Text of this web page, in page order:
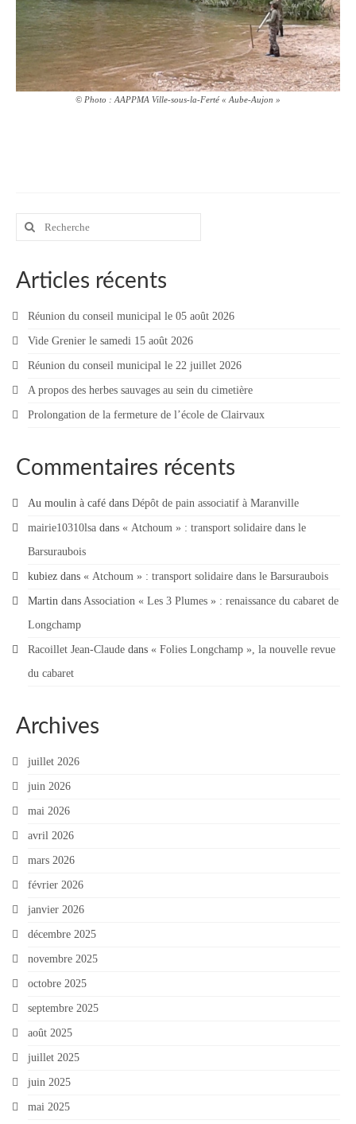
© Photo : AAPPMA Ville-sous-la-Ferté « Aube-Aujon »
Rechercher
Articles récents
Réunion du conseil municipal le 05 août 2026
Vide Grenier le samedi 15 août 2026
Réunion du conseil municipal le 22 juillet 2026
A propos des herbes sauvages au sein du cimetière
Prolongation de la fermeture de l’école de Clairvaux
Commentaires récents
Au moulin à café dans Dépôt de pain associatif à Maranville
mairie10310lsa dans « Atchoum » : transport solidaire dans le
Barsuraubois
kubiez dans « Atchoum » : transport solidaire dans le Barsuraubois
Martin dans Association « Les 3 Plumes » : renaissance du cabaret de
Longchamp
Racoillet Jean-Claude dans « Folies Longchamp », la nouvelle revue
du cabaret
Archives
juillet 2026
juin 2026
mai 2026
avril 2026
mars 2026
février 2026
janvier 2026
décembre 2025
novembre 2025
octobre 2025
septembre 2025
août 2025
juillet 2025
juin 2025
mai 2025